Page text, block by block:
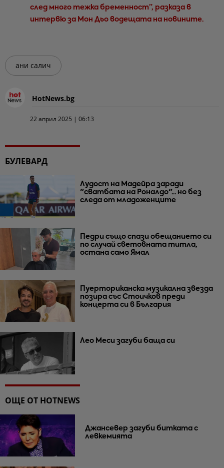
след много тежка бременност”, разказа в
интервю за Мон Дьо водещата на новините.
ани салич
HotNews.bg
22 април 2025 | 06:13
БУЛЕВАРД
Лудост на Мадейра заради
"сватбата на Роналдо"... но без
следа от младоженците
Педри също спази обещанието си
по случай световната титла,
остана само Ямал
Пуерториканска музикална звезда
позира със Стоичков преди
концерта си в България
Лео Меси загуби баща си
ОЩЕ ОТ HOTNEWS
Джансевер загуби битката с
левкемията